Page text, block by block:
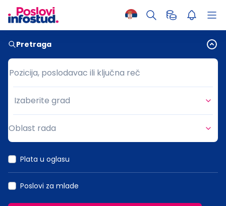
Pretraga
Pozicija, poslodavac ili ključna reč
Pozicija, poslodavac ili ključna reč
Grad
Izaberite grad
Oblast rada
Plata u oglasu
Poslovi za mlade